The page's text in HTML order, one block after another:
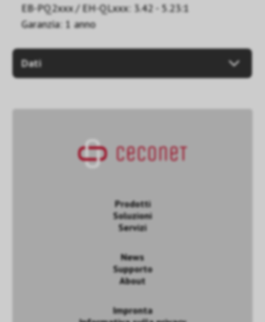
EB-PQ2xxx / EH-QLxxx: 3.42 - 5.23:1
Garanzia: 1 anno
Dati
Prodotti
Soluzioni
Servizi
News
Supporto
About
Impronta